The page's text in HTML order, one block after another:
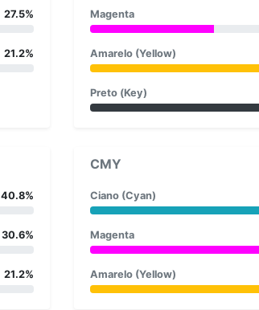
27.5%
21.2%
Magenta
Amarelo (Yellow)
Preto (Key)
40.8%
30.6%
21.2%
CMY
Ciano (Cyan)
Magenta
Amarelo (Yellow)